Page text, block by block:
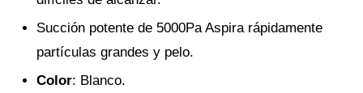
Succión potente de 5000Pa Aspira rápidamente
partículas grandes y pelo.
Color: Blanco.